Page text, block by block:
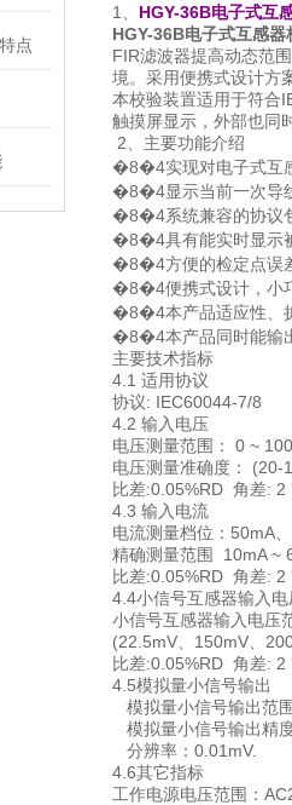
点
1、 HGY-36B电子式互
HGY-36B电子式互感器
FIR滤波器提高动态范
境。采用便携式设计方
本校验装置适用于符合
触摸屏显示，外部也同
2、主要功能介绍
�8�4实现对电子式互
�8�4显示当前一次导
�8�4系统兼容的协议
�8�4具有能实时显示
�8�4方便的检定点误
�8�4便携式设计，小
�8�4本产品适应性、
�8�4本产品同时能输
主要技术指标
4.1 适用协议
协议: IEC60044-7/8
4.2 输入电压
电压测量范围： 0 ~
电压测量准确度：
比差:0.05%RD 角差
4.3 输入电流
电流测量档位：50mA
精确测量范围 10mA ~
比差:0.05%RD 角差:
4.4小信号互感器输入
小信号互感器输入电压
(22.5mV、150mV、
比差:0.05%RD 角差:
4.5模拟量小信号输出
模拟量小信号输出范
模拟量小信号输出精
分辨率：0.01mV.
4.6其它指标
工作电源电压范围：